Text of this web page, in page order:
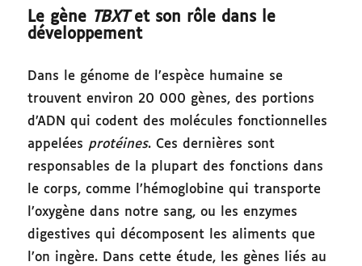
Le gène TBXT et son rôle dans le
développement
Dans le génome de l’espèce humaine se
trouvent environ 20 000 gènes, des portions
d’ADN qui codent des molécules fonctionnelles
appelées protéines. Ces dernières sont
responsables de la plupart des fonctions dans
le corps, comme l’hémoglobine qui transporte
l’oxygène dans notre sang, ou les enzymes
digestives qui décomposent les aliments que
l’on ingère. Dans cette étude, les gènes liés au